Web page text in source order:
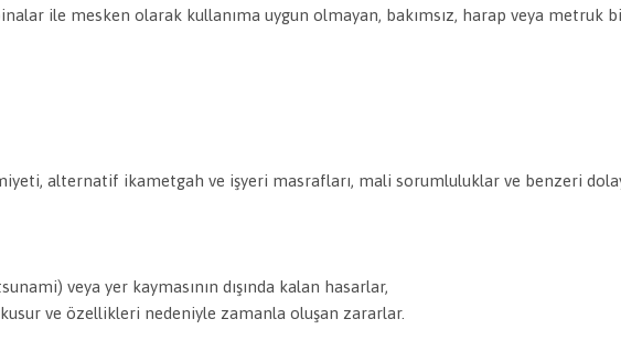
ile mesken olarak kullanıma uygun olmayan, bakımsız, harap veya metruk
alternatif ikametgah ve işyeri masrafları, mali sorumluluklar ve benzeri
veya yer kaymasının dışında kalan hasarlar,
ve özellikleri nedeniyle zamanla oluşan zararlar.